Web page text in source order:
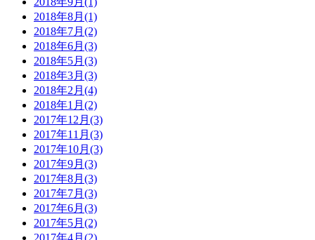
2018年8月(1)
2018年7月(2)
2018年6月(3)
2018年5月(3)
2018年3月(3)
2018年2月(4)
2018年1月(2)
2017年12月(3)
2017年11月(3)
2017年10月(3)
2017年9月(3)
2017年8月(3)
2017年7月(3)
2017年6月(3)
2017年5月(2)
2017年4月(2)